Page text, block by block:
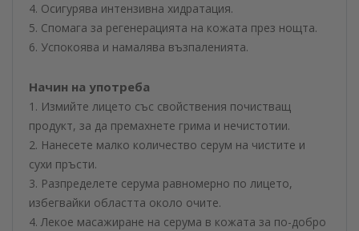
4. Осигурява интензивна хидратация.
5. Спомага за регенерацията на кожата през нощта.
6. Успокоява и намалява възпаленията.
Начин на употреба
1. Измийте лицето със свойствения почистващ
продукт, за да премахнете грима и нечистотии.
2. Нанесете малко количество серум на чистите и
сухи пръсти.
3. Разпределете серума равномерно по лицето,
избегвайки областта около очите.
4. Лекое масажиране на серума в кожата за по-добро